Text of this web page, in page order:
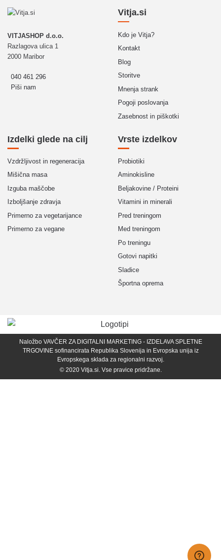
VITJASHOP d.o.o.
Razlagova ulica 1
2000 Maribor
040 461 296
Piši nam
Vitja.si
Kdo je Vitja?
Kontakt
Blog
Storitve
Mnenja strank
Pogoji poslovanja
Zasebnost in piškotki
Izdelki glede na cilj
Vzdržljivost in regeneracija
Mišična masa
Izguba maščobe
Izboljšanje zdravja
Primerno za vegetarijance
Primerno za vegane
Vrste izdelkov
Probiotiki
Aminokisline
Beljakovine / Proteini
Vitamini in minerali
Pred treningom
Med treningom
Po treningu
Gotovi napitki
Sladice
Športna oprema
Naložbo VAVČER ZA DIGITALNI MARKETING - IZDELAVA SPLETNE
TRGOVINE sofinancirata Republika Slovenija in Evropska unija iz
Evropskega sklada za regionalni razvoj.
© 2020 Vitja.si . Vse pravice pridržane.